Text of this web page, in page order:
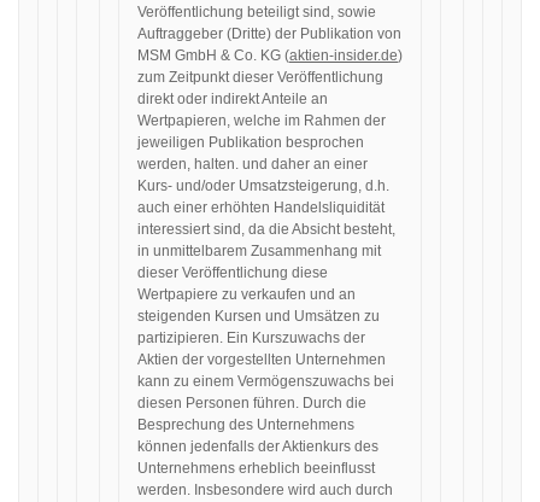
Veröffentlichung beteiligt sind, sowie
Auftraggeber (Dritte) der Publikation von
MSM GmbH & Co. KG (aktien-insider.de)
zum Zeitpunkt dieser Veröffentlichung
direkt oder indirekt Anteile an
Wertpapieren, welche im Rahmen der
jeweiligen Publikation besprochen
werden, halten. und daher an einer
Kurs- und/oder Umsatzsteigerung, d.h.
auch einer erhöhten Handelsliquidität
interessiert sind, da die Absicht besteht,
in unmittelbarem Zusammenhang mit
dieser Veröffentlichung diese
Wertpapiere zu verkaufen und an
steigenden Kursen und Umsätzen zu
partizipieren. Ein Kurszuwachs der
Aktien der vorgestellten Unternehmen
kann zu einem Vermögenszuwachs bei
diesen Personen führen. Durch die
Besprechung des Unternehmens
können jedenfalls der Aktienkurs des
Unternehmens erheblich beeinflusst
werden. Insbesondere wird auch durch